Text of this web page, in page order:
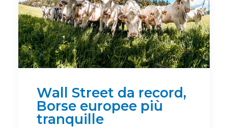
Wall Street da record,
Borse europee più
tranquille